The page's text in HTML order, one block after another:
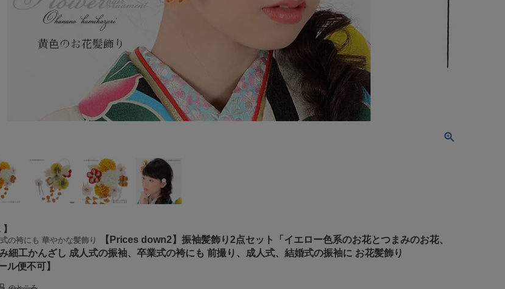
の袴にも 華やかな髪飾り
【Prices down2】振袖髪飾り2点セット「イエロー色系のお花とつまみのお花、
細工かんざし 成人式の振袖、卒業式の袴にも 前撮り、成人式、結婚式の振袖に お花髪飾り
ル便不可】